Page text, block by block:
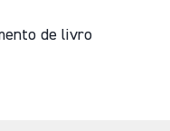
de livro